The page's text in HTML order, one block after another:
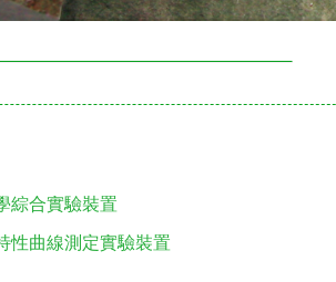
綜合實驗裝置
性曲線測定實驗裝置